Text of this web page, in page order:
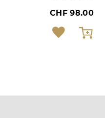
CHF 98.00